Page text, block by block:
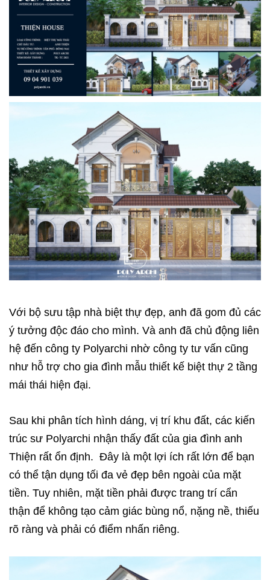
Với bộ sưu tập nhà biệt thự đẹp, anh đã gom đủ các
ý tưởng độc đáo cho mình. Và anh đã chủ động liên
hệ đến công ty Polyarchi nhờ công ty tư vấn cũng
như hỗ trợ cho gia đình mẫu thiết kế biệt thự 2 tầng
mái thái hiện đại.
Sau khi phân tích hình dáng, vị trí khu đất, các kiến ​​
trúc sư Polyarchi nhận thấy đất của gia đình anh
Thiện rất ổn định. Đây là một lợi ích rất lớn để bạn
có thể tận dụng tối đa vẻ đẹp bên ngoài của mặt
tiền. Tuy nhiên, mặt tiền phải được trang trí cẩn
thận để không tạo cảm giác bùng nổ, nặng nề, thiếu
rõ ràng và phải có điểm nhấn riêng.